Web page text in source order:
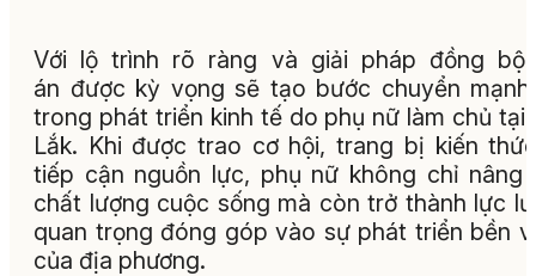
Với lộ trình rõ ràng và giải pháp đồng
án được kỳ vọng sẽ tạo bước chuyển
trong phát triển kinh tế do phụ nữ làm chủ tại
Lắk. Khi được trao cơ hội, trang bị kiến
tiếp cận nguồn lực, phụ nữ không chỉ nâng
chất lượng cuộc sống mà còn trở thành lực
quan trọng đóng góp vào sự phát triển bền
của địa phương.